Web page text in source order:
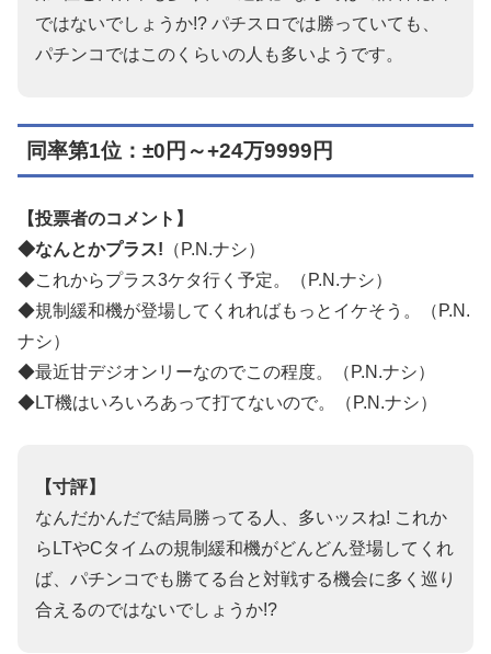
ではないでしょうか!? パチスロでは勝っていても、
パチンコではこのくらいの人も多いようです。
同率第1位：±0円～+24万9999円
【投票者のコメント】
◆なんとかプラス! （P.N.ナシ）
◆これからプラス3ケタ行く予定。（P.N.ナシ）
◆規制緩和機が登場してくれればもっとイケそう。（P.N.
ナシ）
◆最近甘デジオンリーなのでこの程度。（P.N.ナシ）
◆LT機はいろいろあって打てないので。（P.N.ナシ）
【寸評】
なんだかんだで結局勝ってる人、多いッスね! これか
らLTやCタイムの規制緩和機がどんどん登場してくれ
ば、パチンコでも勝てる台と対戦する機会に多く巡り
合えるのではないでしょうか!?